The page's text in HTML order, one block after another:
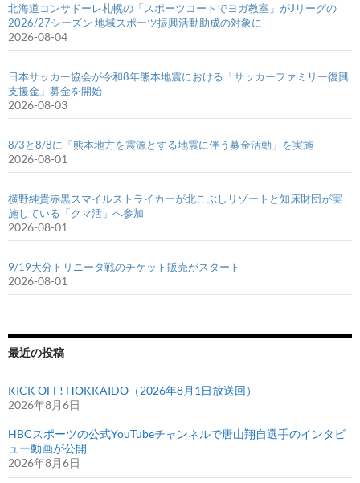
北海道コンサドーレ札幌の「スポーツコートでヨガ教室」がJリーグの
2026/27シーズン 地域スポーツ振興活動助成の対象に
2026-08-04
日本サッカー協会が令和8年熊本地震における「サッカーファミリー復興
支援金」募金を開始
2026-08-03
8/3と8/8に「熊本地方を震源とする地震に伴う募金活動」を実施
2026-08-01
横野純貴赤黒スマイルストライカーが北こぶしリゾートと知床財団が実
施している「クマ活」へ参加
2026-08-01
9/19大分トリニータ戦のチケット販売がスタート
2026-08-01
最近の投稿
KICK OFF! HOKKAIDO（2026年8月1日放送回）
2026年8月6日
HBCスポーツの公式YouTubeチャンネルで唐山翔自選手のインタビ
ュー動画が公開
2026年8月6日